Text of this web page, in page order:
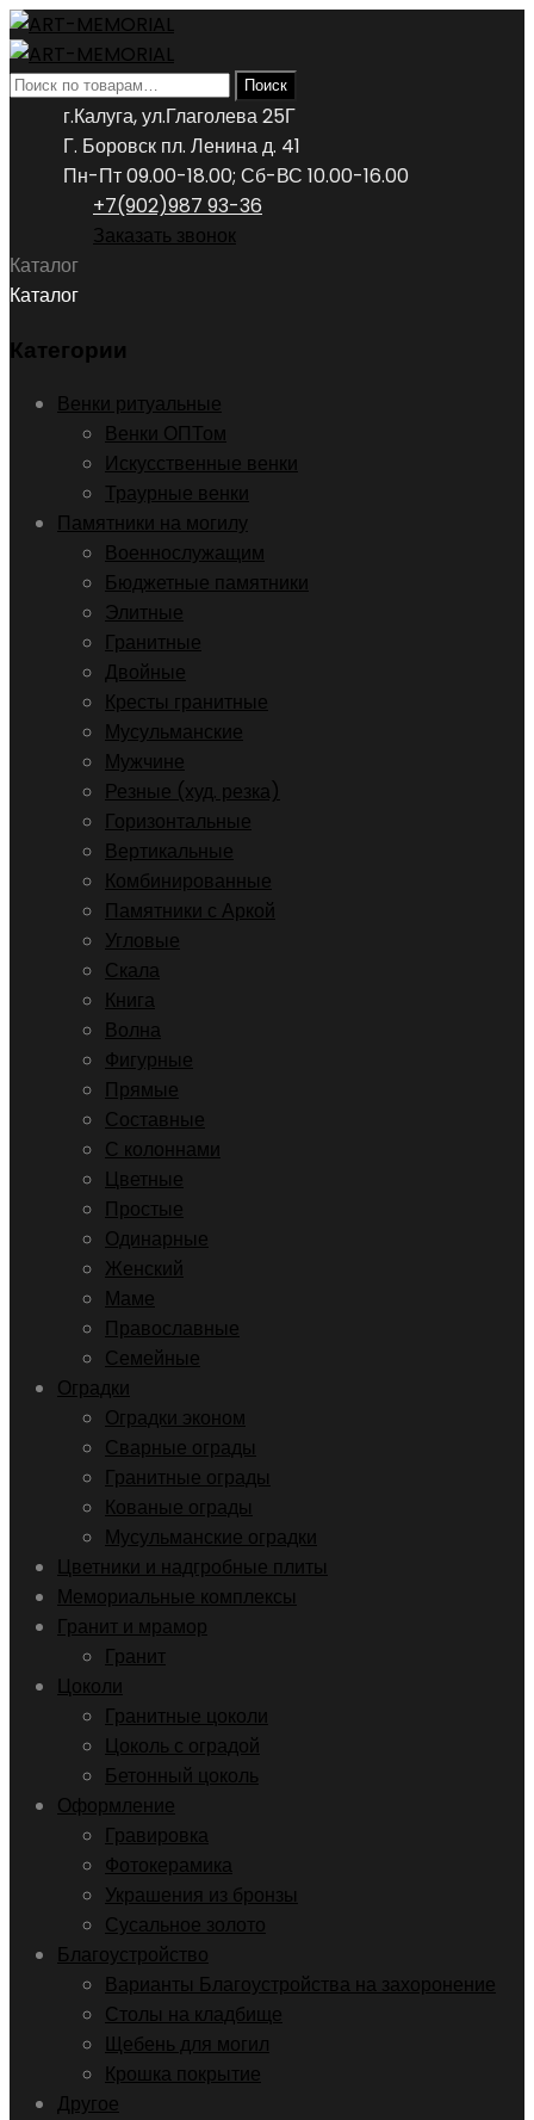
Искать: Поиск
г.Калуга, ул.Глаголева 25Г
Г. Боровск пл. Ленина д. 41
Пн-Пт 09.00-18.00; Сб-ВС 10.00-16.00
+7(902)987 93-36
Заказать звонок
Каталог
Каталог
Категории
Венки ритуальные
Венки ОПТом
Искусственные венки
Траурные венки
Памятники на могилу
Военнослужащим
Бюджетные памятники
Элитные
Гранитные
Двойные
Кресты гранитные
Мусульманские
Мужчине
Резные (худ. резка)
Горизонтальные
Вертикальные
Комбинированные
Памятники с Аркой
Угловые
Скала
Книга
Волна
Фигурные
Прямые
Составные
С колоннами
Цветные
Простые
Одинарные
Женский
Маме
Православные
Семейные
Оградки
Оградки эконом
Сварные ограды
Гранитные ограды
Кованые ограды
Мусульманские оградки
Цветники и надгробные плиты
Мемориальные комплексы
Гранит и мрамор
Гранит
Цоколи
Гранитные цоколи
Цоколь с оградой
Бетонный цоколь
Оформление
Гравировка
Фотокерамика
Украшения из бронзы
Сусальное золото
Благоустройство
Варианты Благоустройства на захоронение
Столы на кладбище
Щебень для могил
Крошка покрытие
Другое